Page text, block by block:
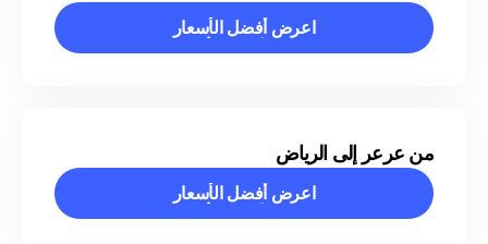
اعرض أفضل الأسعار
اعرض أفضل الأسعار
من عرعر إلى الرياض
اعرض أفضل الأسعار
اعرض أفضل الأسعار